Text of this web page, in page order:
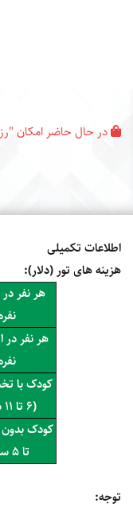
در حال حاضر امکان
اطلاعات تکمیلی
هزینه های تور (دلار):
هر نفر در
هر نفر در
کودک با
(6 تا 11 سال)
تا 5 سال)
توجه: